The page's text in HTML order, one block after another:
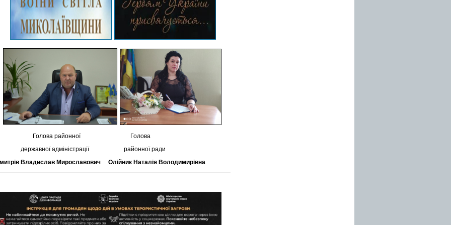
районної Голова
адміністрації районної ради
Владислав Мирославович Олійник Наталія Володимирівна